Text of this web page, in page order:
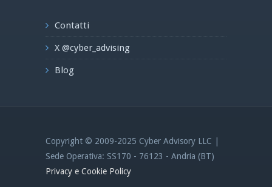
Contatti
X @cyber_advising
Blog
Copyright © 2009-2025 Cyber Advisory LLC |
Sede Operativa: SS170 - 76123 - Andria (BT)
Privacy e Cookie Policy